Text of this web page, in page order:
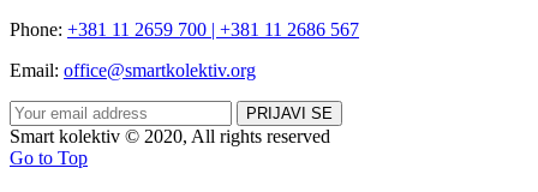
Phone: +381 11 2659 700 | +381 11 2686 567
Email: office@smartkolektiv.org
Smart kolektiv © 2020, All rights reserved
Go to Top